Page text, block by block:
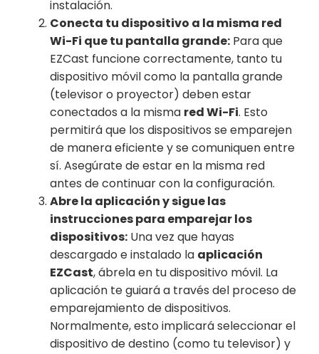
instalación.
Conecta tu dispositivo a la misma red
Wi-Fi que tu pantalla grande: Para que
EZCast funcione correctamente, tanto tu
dispositivo móvil como la pantalla grande
(televisor o proyector) deben estar
conectados a la misma red Wi-Fi. Esto
permitirá que los dispositivos se emparejen
de manera eficiente y se comuniquen entre
sí. Asegúrate de estar en la misma red
antes de continuar con la configuración.
Abre la aplicación y sigue las
instrucciones para emparejar los
dispositivos: Una vez que hayas
descargado e instalado la aplicación
EZCast, ábrela en tu dispositivo móvil. La
aplicación te guiará a través del proceso de
emparejamiento de dispositivos.
Normalmente, esto implicará seleccionar el
dispositivo de destino (como tu televisor) y